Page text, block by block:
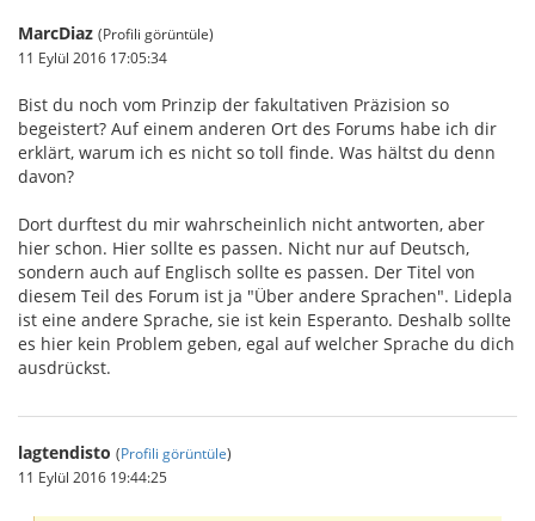
MarcDiaz (Profili görüntüle)
11 Eylül 2016 17:05:34
Bist du noch vom Prinzip der fakultativen Präzision so
begeistert? Auf einem anderen Ort des Forums habe ich dir
erklärt, warum ich es nicht so toll finde. Was hältst du denn
davon?
Dort durftest du mir wahrscheinlich nicht antworten, aber
hier schon. Hier sollte es passen. Nicht nur auf Deutsch,
sondern auch auf Englisch sollte es passen. Der Titel von
diesem Teil des Forum ist ja "Über andere Sprachen". Lidepla
ist eine andere Sprache, sie ist kein Esperanto. Deshalb sollte
es hier kein Problem geben, egal auf welcher Sprache du dich
ausdrückst.
lagtendisto (Profili görüntüle)
11 Eylül 2016 19:44:25